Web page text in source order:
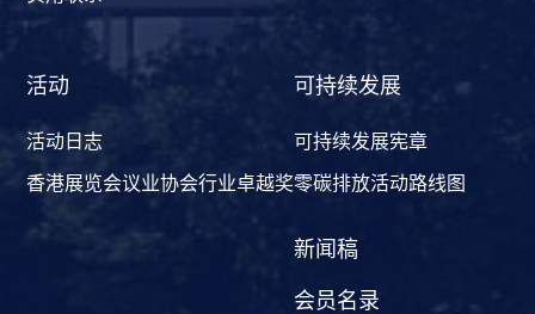
活动
活动日志
香港展览会议业协会行业卓越奖
可持续发展
可持续发展宪章
零碳排放活动路线图
新闻稿
会员名录